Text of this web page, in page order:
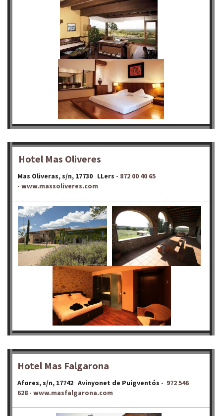
Hotel Mas Oliveres
Mas Oliveras, s/n, 17730 LLers - 872 00 40 65
- www.massoliveres.com
Hotel Mas Falgarona
Afores, s/n, 17742 Avinyonet de Puigventós - 972 546
628 - www.masfalgarona.com